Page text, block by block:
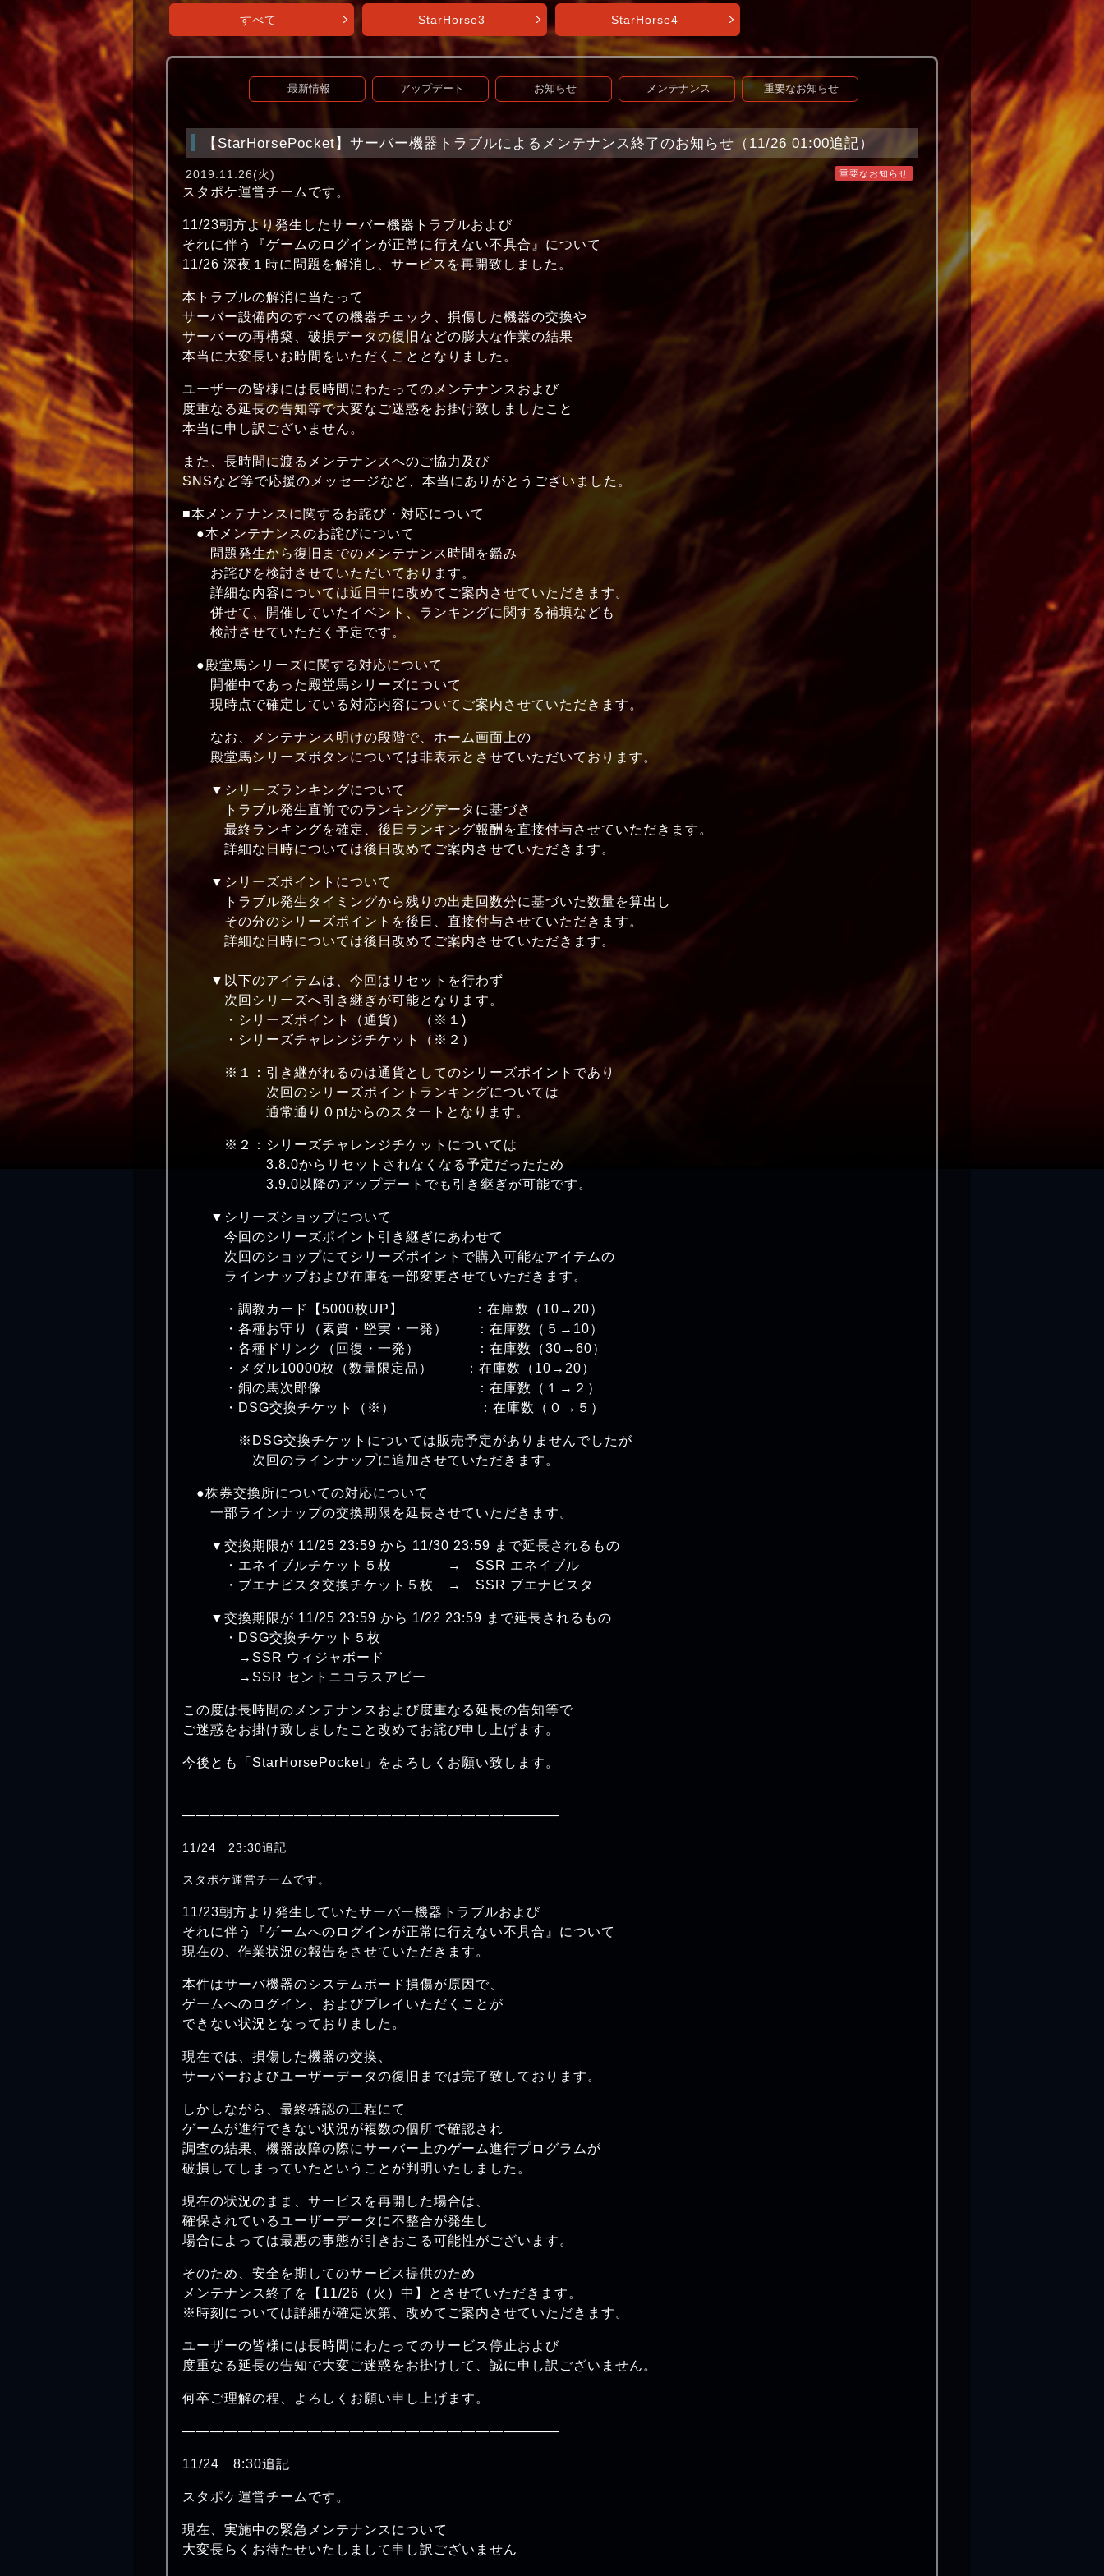
すべて StarHorse3 StarHorse4
最新情報 アップデート お知らせ メンテナンス 重要なお知らせ
【StarHorsePocket】サーバー機器トラブルによるメンテナンス終了のお知らせ（11/26 01:00追記）
重要なお知らせ
2019.11.26(火)
スタポケ運営チームです。
11/23朝方より発生したサーバー機器トラブルおよび
それに伴う『ゲームのログインが正常に行えない不具合』について
11/26 深夜１時に問題を解消し、サービスを再開致しました。
本トラブルの解消に当たって
サーバー設備内のすべての機器チェック、損傷した機器の交換や
サーバーの再構築、破損データの復旧などの膨大な作業の結果
本当に大変長いお時間をいただくこととなりました。
ユーザーの皆様には長時間にわたってのメンテナンスおよび
度重なる延長の告知等で大変なご迷惑をお掛け致しましたこと
本当に申し訳ございません。
また、長時間に渡るメンテナンスへのご協力及び
SNSなど等で応援のメッセージなど、本当にありがとうございました。
■本メンテナンスに関するお詫び・対応について
●本メンテナンスのお詫びについて
問題発生から復旧までのメンテナンス時間を鑑み
お詫びを検討させていただいております。
詳細な内容については近日中に改めてご案内させていただきます。
併せて、開催していたイベント、ランキングに関する補填なども
検討させていただく予定です。
●殿堂馬シリーズに関する対応について
開催中であった殿堂馬シリーズについて
現時点で確定している対応内容についてご案内させていただきます。
なお、メンテナンス明けの段階で、ホーム画面上の
殿堂馬シリーズボタンについては非表示とさせていただいております。
▼シリーズランキングについて
トラブル発生直前でのランキングデータに基づき
最終ランキングを確定、後日ランキング報酬を直接付与させていただきます。
詳細な日時については後日改めてご案内させていただきます。
▼シリーズポイントについて
トラブル発生タイミングから残りの出走回数分に基づいた数量を算出し
その分のシリーズポイントを後日、直接付与させていただきます。
詳細な日時については後日改めてご案内させていただきます。
▼以下のアイテムは、今回はリセットを行わず
次回シリーズへ引き継ぎが可能となります。
・シリーズポイント（通貨） （※１)
・シリーズチャレンジチケット（※２）
※１：引き継がれるのは通貨としてのシリーズポイントであり
次回のシリーズポイントランキングについては
通常通り０ptからのスタートとなります。
※２：シリーズチャレンジチケットについては
3.8.0からリセットされなくなる予定だったため
3.9.0以降のアップデートでも引き継ぎが可能です。
▼シリーズショップについて
今回のシリーズポイント引き継ぎにあわせて
次回のショップにてシリーズポイントで購入可能なアイテムの
ラインナップおよび在庫を一部変更させていただきます。
・調教カード【5000枚UP】 ：在庫数（10→20）
・各種お守り（素質・堅実・一発） ：在庫数（５→10）
・各種ドリンク（回復・一発） ：在庫数（30→60）
・メダル10000枚（数量限定品） ：在庫数（10→20）
・銅の馬次郎像 ：在庫数（１→２）
・DSG交換チケット（※） ：在庫数（０→５）
※DSG交換チケットについては販売予定がありませんでしたが
次回のラインナップに追加させていただきます。
●株券交換所についての対応について
一部ラインナップの交換期限を延長させていただきます。
▼交換期限が 11/25 23:59 から 11/30 23:59 まで延長されるもの
・エネイブルチケット５枚 → SSR エネイブル
・ブエナビスタ交換チケット５枚 → SSR ブエナビスタ
▼交換期限が 11/25 23:59 から 1/22 23:59 まで延長されるもの
・DSG交換チケット５枚
→SSR ウィジャボード
→SSR セントニコラスアビー
この度は長時間のメンテナンスおよび度重なる延長の告知等で
ご迷惑をお掛け致しましたこと改めてお詫び申し上げます。
今後とも「StarHorsePocket」をよろしくお願い致します。
———————————————————————————
11/24 23:30追記
スタポケ運営チームです。
11/23朝方より発生していたサーバー機器トラブルおよび
それに伴う『ゲームへのログインが正常に行えない不具合』について
現在の、作業状況の報告をさせていただきます。
本件はサーバ機器のシステムボード損傷が原因で、
ゲームへのログイン、およびプレイいただくことが
できない状況となっておりました。
現在では、損傷した機器の交換、
サーバーおよびユーザーデータの復旧までは完了致しております。
しかしながら、最終確認の工程にて
ゲームが進行できない状況が複数の個所で確認され
調査の結果、機器故障の際にサーバー上のゲーム進行プログラムが
破損してしまっていたということが判明いたしました。
現在の状況のまま、サービスを再開した場合は、
確保されているユーザーデータに不整合が発生し
場合によっては最悪の事態が引きおこる可能性がございます。
そのため、安全を期してのサービス提供のため
メンテナンス終了を【11/26（火）中】とさせていただきます。
※時刻については詳細が確定次第、改めてご案内させていただきます。
ユーザーの皆様には長時間にわたってのサービス停止および
度重なる延長の告知で大変ご迷惑をお掛けして、誠に申し訳ございません。
何卒ご理解の程、よろしくお願い申し上げます。
———————————————————————————
11/24 8:30追記
スタポケ運営チームです。
現在、実施中の緊急メンテナンスについて
大変長らくお待たせいたしまして申し訳ございません